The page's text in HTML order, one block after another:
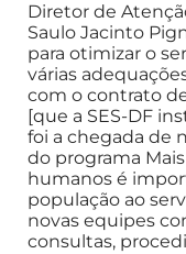
Diretor de
Saulo Jacinto
para otimizar o
várias
com o contrato
[que a SES-DF
foi a chegada de
do programa
humanos é
população ao
novas equipes
consultas,